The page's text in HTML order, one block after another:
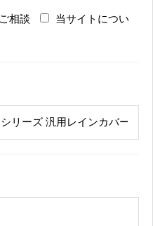
相談
当サイトについ